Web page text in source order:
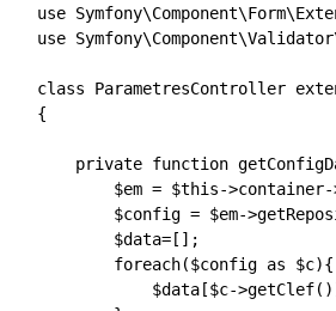
use
use
class ParametresController
{
private function
$em = $this-
$config = $em-
        $data=[];
        foreach($config as $c){
$data[$c-